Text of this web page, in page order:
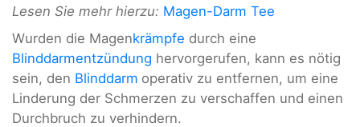
Lesen Sie mehr hierzu: Magen-Darm Tee
Wurden die Magenkrämpfe durch eine
Blinddarmentzündung hervorgerufen, kann es nötig
sein, den Blinddarm operativ zu entfernen, um eine
Linderung der Schmerzen zu verschaffen und einen
Durchbruch zu verhindern.